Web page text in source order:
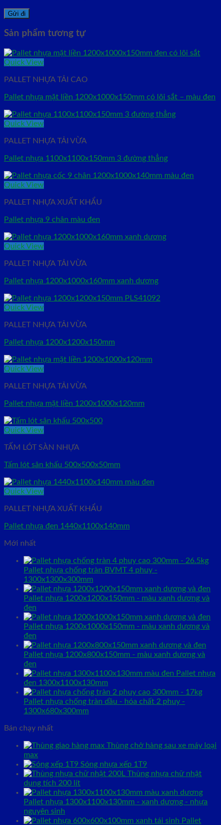
Sản phẩm tương tự
Quick View
PALLET NHỰA TẢI CAO
Pallet nhựa mặt liền 1200x1000x150mm có lõi sắt – màu đen
Quick View
PALLET NHỰA TẢI VỪA
Pallet nhựa 1100x1100x150mm 3 đường thẳng
Quick View
PALLET NHỰA XUẤT KHẨU
Pallet nhựa 9 chân màu đen
Quick View
PALLET NHỰA TẢI VỪA
Pallet nhựa 1200x1000x160mm xanh dương
Quick View
PALLET NHỰA TẢI VỪA
Pallet nhựa 1200x1200x150mm
Quick View
PALLET NHỰA TẢI VỪA
Pallet nhựa mặt liền 1200x1000x120mm
Quick View
TẤM LÓT SÀN NHỰA
Tấm lót sân khấu 500x500x50mm
Quick View
PALLET NHỰA XUẤT KHẨU
Pallet nhựa đen 1440x1100x140mm
Mới nhất
Pallet nhựa chống tràn BVMT 4 phuy -
1300x1300x300mm
Pallet nhựa 1200x1200x150mm - màu xanh dương và
đen
Pallet nhựa 1200x1000x150mm - màu xanh dương và
đen
Pallet nhựa 1200x800x150mm - màu xanh dương và
đen
Pallet nhựa
đen 1300x1100x130mm
Pallet nhựa chống tràn dầu - hóa chất 2 phuy -
1300x680x300mm
Bán chạy nhất
Thùng chở hàng sau xe máy loại
max
Sóng nhựa xếp 1T9
Thùng nhựa chữ nhật
dung tích 200 lít
Pallet nhựa 1300x1100x130mm - xanh dương - nhựa
nguyên sinh
Pallet